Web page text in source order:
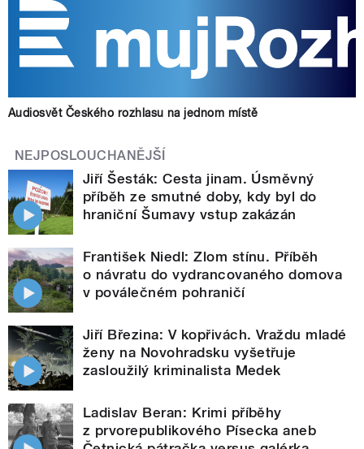
Audiosvět Českého rozhlasu na jednom místě
NEJPOSLOUCHANĚJŠÍ
Jiří Šesták: Cesta jinam. Úsměvný
příběh ze smutné doby, kdy byl do
hraniční Šumavy vstup zakázán
František Niedl: Zlom stínu. Příběh
o návratu do vydrancovaného domova
v poválečném pohraničí
Jiří Březina: V kopřivách. Vraždu mladé
ženy na Novohradsku vyšetřuje
zasloužilý kriminalista Medek
Ladislav Beran: Krimi příběhy
z prvorepublikového Písecka aneb